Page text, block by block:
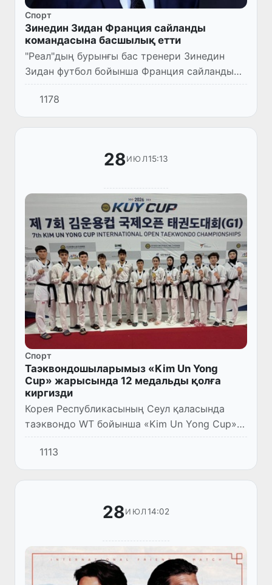
Спорт
Зинедин Зидан Франция сайланды
командасына басшылық етти
"Реал"дың бурынғы бас тренери Зинедин
Зидан футбол бойынша Франция сайланды
командасына басшылық етти, деп хабар
бермекте Франция футбол федерациясы
(FFF) сайтында.
1178
28ИЮЛ15:13
Спорт
Таэквондошыларымыз «Kim Un Yong
Cup» жарысында 12 медальды қолға
киргизди
Корея Республикасының Сеул қаласында
таэквондо WT бойынша «Kim Un Yong Cup»
халықаралық турнири болып өтти. Жарыс
жуўмағында Өзбекстан сайланды командасы
3 алтын, 2 гүмис ҳәм 7 бро...
1113
28ИЮЛ 14:02